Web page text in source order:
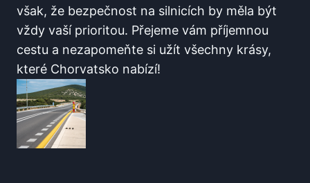
však, že bezpečnost na‌ silnicích by měla být
vždy vaší prioritou. Přejeme vám příjemnou
cestu a nezapomeňte si užít‌ všechny krásy,⁣
které ⁣Chorvatsko nabízí!